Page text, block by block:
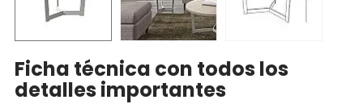
Ficha técnica con todos los
detalles importantes